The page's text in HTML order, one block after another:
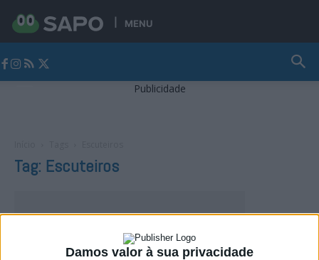
Damos valor à sua privacidade
MENU
Publicidade
Tag: Escuteiros